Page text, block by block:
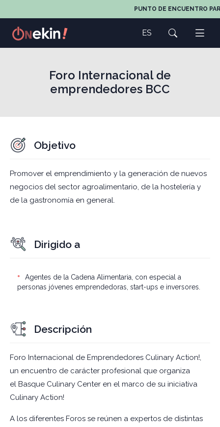
PUNTO DE ENCUENTRO PARA
ES
Foro Internacional de
emprendedores BCC
Objetivo
Promover el emprendimiento y la generación de nuevos
negocios del sector agroalimentario, de la hostelería y
de la gastronomía en general.
Dirigido a
Agentes de la Cadena Alimentaria, con especial a
personas jóvenes emprendedoras, start-ups e inversores.
Descripción
Foro Internacional de Emprendedores Culinary Action!,
un encuentro de carácter profesional que organiza
el Basque Culinary Center en el marco de su iniciativa
Culinary Action!
A los diferentes Foros se reúnen a expertos de distintas